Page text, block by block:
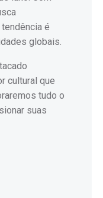
é
globais.
cultural que
tudo o
suas